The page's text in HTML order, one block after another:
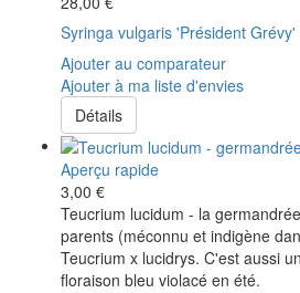
Syringa vulgaris 'Président Grévy'
Ajouter au comparateur
Ajouter à ma liste d'envies
Détails
Aperçu rapide
3,00 €
Teucrium lucidum - la
parents (méconnu et indigène
Teucrium x lucidrys. C'est aussi
floraison bleu violacé en été.